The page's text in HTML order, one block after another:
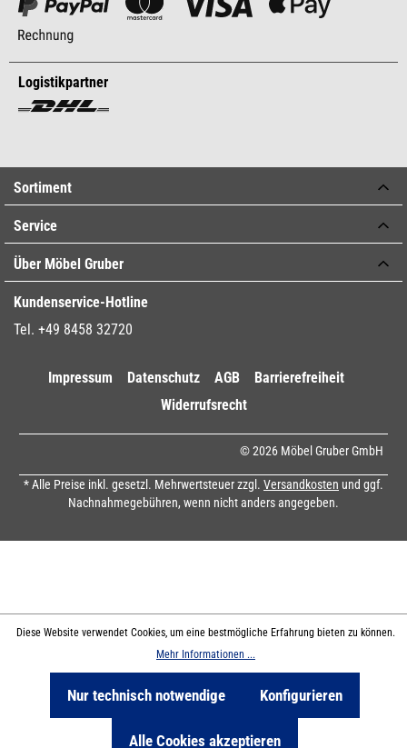
Logistikpartner
Sortiment
Service
Über Möbel Gruber
Kundenservice-Hotline
Tel. +49 8458 32720
Impressum Datenschutz AGB
Barrierefreiheit
Widerrufsrecht
© 2026 Möbel Gruber GmbH
* Alle Preise inkl. gesetzl. Mehrwertsteuer zzgl. Versandkosten und ggf.
Nachnahmegebühren, wenn nicht anders angegeben.
Diese Website verwendet Cookies, um eine bestmögliche Erfahrung bieten zu können.
Mehr Informationen ...
Nur technisch notwendige Konfigurieren
Alle Cookies akzeptieren